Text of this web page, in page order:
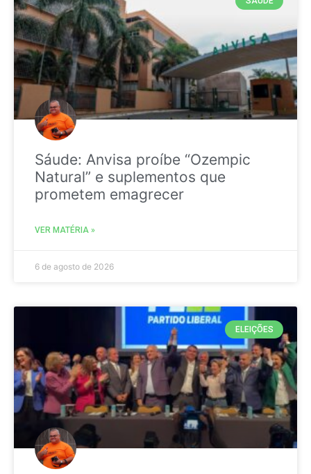
Sáude: Anvisa proíbe “Ozempic
Natural” e suplementos que
prometem emagrecer
VER MATÉRIA »
6 de agosto de 2026
ELEIÇÕES